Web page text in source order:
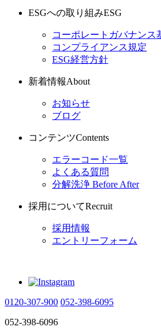
ESGへの取り組みESG
コーポレートガバナンス
コンプライアンス規定
ESG経営方針
新着情報About
お知らせ
ブログ
コンテンツContents
エラーコード一覧
よくある質問
分解洗浄 Before After
採用についてRecruit
採用情報
エントリーフォーム
0120-307-900 052-398-6095
052-398-6096